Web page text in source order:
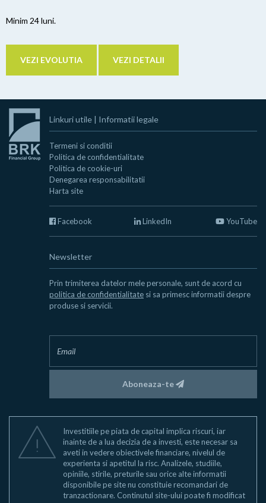
Minim 24 luni.
VEZI EVOLUTIA VEZI DETALII
Linkuri utile | Informatii legale
Termeni si conditii
Politica de confidentialitate
Politica de cookie-uri
Denegarea responsabilitatii
Harta site
Facebook LinkedIn YouTube
Newsletter
Prin trimiterea datelor mele personale, sunt de acord cu
politica de confidentialitate si sa primesc informatii despre
produse si servicii.
Aboneaza-te
Investitiile pe piata de capital implica riscuri, iar
inainte de a lua decizia de a investi, este necesar sa
aveti in vedere obiectivele financiare, nivelul de
experienta si apetitul la risc. Analizele, studiile,
opiniile, stirile, preturile sau orice alte informatii
disponibile pe site nu constituie recomandari de
tranzactionare. Continutul site-ului poate fi modificat